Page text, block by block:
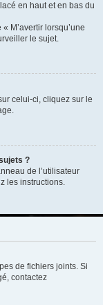
en haut et en bas du
M’avertir lorsqu’une
le sujet.
celui-ci, cliquez sur le
?
de l’utilisateur
les instructions.
de fichiers joints. Si
contactez